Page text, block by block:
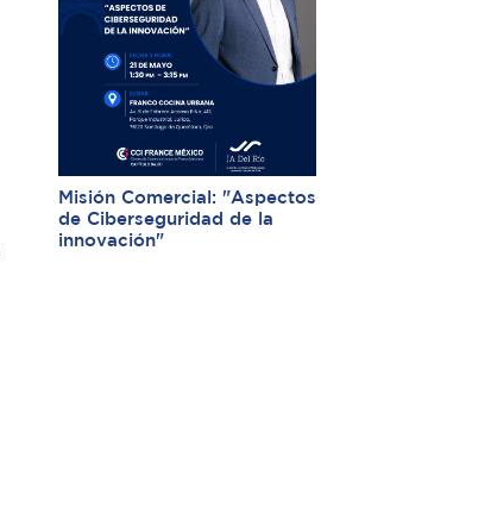
Misión Comercial: "Aspectos
de Ciberseguridad de la
innovación"